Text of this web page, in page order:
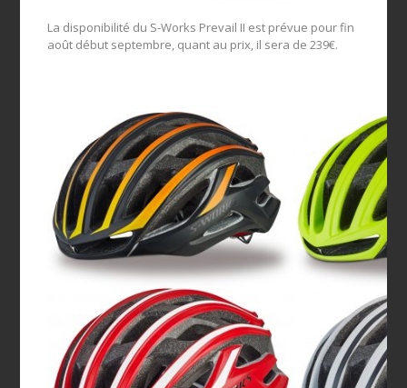
La disponibilité du S-Works Prevail II est prévue pour fin
août début septembre, quant au prix, il sera de 239€.